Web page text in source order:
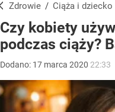
Zdrowie / Ciąża i dziecko
Czy kobiety
podczas ciąży?
Dodano: 17 marca 2020 22:33